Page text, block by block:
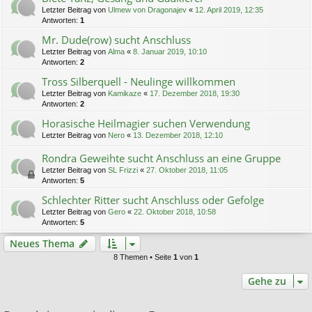
Letzter Beitrag von Ulmew von Dragonajev « 12. April 2019, 12:35
Antworten: 1
Mr. Dude(row) sucht Anschluss
Letzter Beitrag von Alma « 8. Januar 2019, 10:10
Antworten: 2
Tross Silberquell - Neulinge willkommen
Letzter Beitrag von Kamikaze « 17. Dezember 2018, 19:30
Antworten: 2
Horasische Heilmagier suchen Verwendung
Letzter Beitrag von Nero « 13. Dezember 2018, 12:10
Rondra Geweihte sucht Anschluss an eine Gruppe
Letzter Beitrag von SL Frizzi « 27. Oktober 2018, 11:05
Antworten: 5
Schlechter Ritter sucht Anschluss oder Gefolge
Letzter Beitrag von Gero « 22. Oktober 2018, 10:58
Antworten: 5
Neues Thema
8 Themen • Seite 1 von 1
Gehe zu